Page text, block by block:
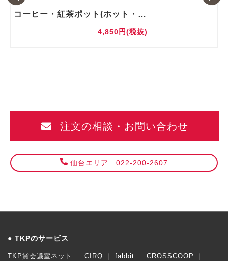
コーヒー・紅茶ポット(ホット・アイス)
4,850円(税抜)
注文の相談・お問い合わせ
仙台エリア : 022-200-2607
TKPのサービス
TKP貸会議室ネット CIRQ fabbit CROSSCOOP